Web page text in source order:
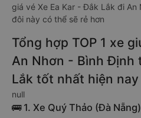
giá vé Xe Ea Kar - Đắk Lắk đi
đôi này có thể sẽ rẻ hơn
Tổng hợp TOP 1 xe
An Nhơn - Bình Định
Lắk tốt nhất hiện
null
🚌 1. Xe Quý Thảo (Đà Nẵng)